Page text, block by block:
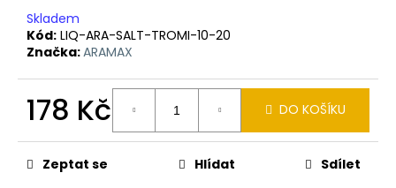
Skladem
Kód: LIQ-ARA-SALT-TROMI-10-20
Značka:ARAMAX
178 Kč
cena:
DO KOŠÍKU
Zeptat se Hlídat Sdílet
u
e
m
e
ARAMAX